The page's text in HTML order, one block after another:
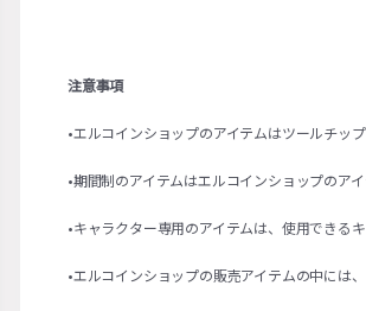
注意事項
•エルコインショップのアイテムはツールチッ
•期間制のアイテムはエルコインショップのア
•キャラクター専用のアイテムは、使用できる
•エルコインショップの販売アイテムの中には